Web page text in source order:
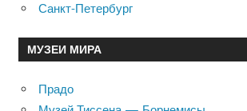
Санкт-Петербург
МУЗЕИ МИРА
Прадо